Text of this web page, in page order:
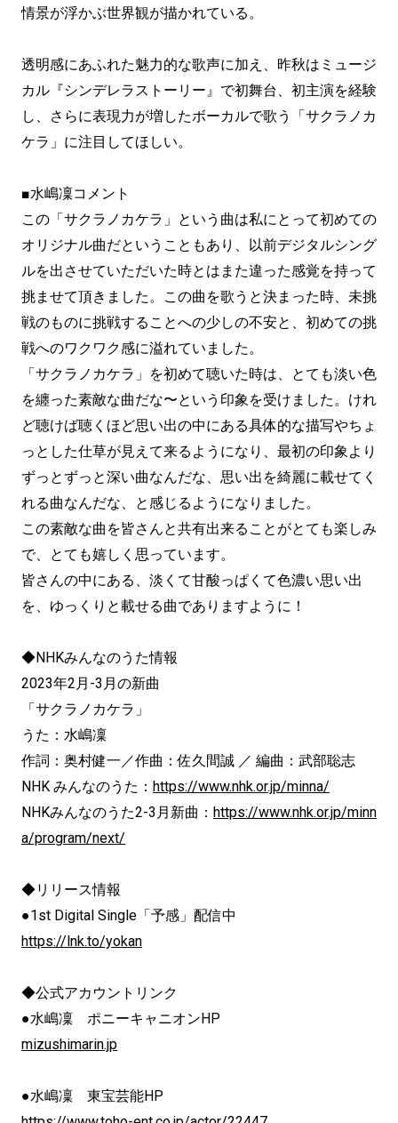
情景が浮かぶ世界観が描かれている。
透明感にあふれた魅力的な歌声に加え、昨秋はミュージ
カル『シンデレラストーリー』で初舞台、初主演を経験
し、さらに表現力が増したボーカルで歌う「サクラノカ
ケラ」に注目してほしい。
■水嶋凜コメント
この「サクラノカケラ」という曲は私にとって初めての
オリジナル曲だということもあり、以前デジタルシング
ルを出させていただいた時とはまた違った感覚を持って
挑ませて頂きました。この曲を歌うと決まった時、未挑
戦のものに挑戦することへの少しの不安と、初めての挑
戦へのワクワク感に溢れていました。
「サクラノカケラ」を初めて聴いた時は、とても淡い色
を纏った素敵な曲だな〜という印象を受けました。けれ
ど聴けば聴くほど思い出の中にある具体的な描写やちょ
っとした仕草が見えて来るようになり、最初の印象より
ずっとずっと深い曲なんだな、思い出を綺麗に載せてく
れる曲なんだな、と感じるようになりました。
この素敵な曲を皆さんと共有出来ることがとても楽しみ
で、とても嬉しく思っています。
皆さんの中にある、淡くて甘酸っぱくて色濃い思い出
を、ゆっくりと載せる曲でありますように！
◆NHKみんなのうた情報
2023年2月-3月の新曲
「サクラノカケラ」
うた：水嶋凜
作詞：奥村健一／作曲：佐久間誠 ／ 編曲：武部聡志
NHK みんなのうた： https://www.nhk.or.jp/minna/
NHKみんなのうた2-3月新曲： https://www.nhk.or.jp/minn
a/program/next/
◆リリース情報
●1st Digital Single「予感」配信中
https://lnk.to/yokan
◆公式アカウントリンク
●水嶋凜 ポニーキャニオンHP
mizushimarin.jp
●水嶋凜 東宝芸能HP